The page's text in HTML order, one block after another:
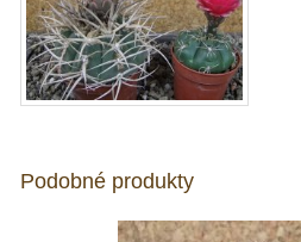
Podobné produkty